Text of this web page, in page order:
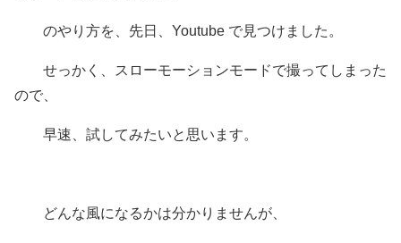
のやり方を、先日、Youtube で見つけました。
せっかく、スローモーションモードで撮ってしまった
ので、
早速、試してみたいと思います。
どんな風になるかは分かりませんが、